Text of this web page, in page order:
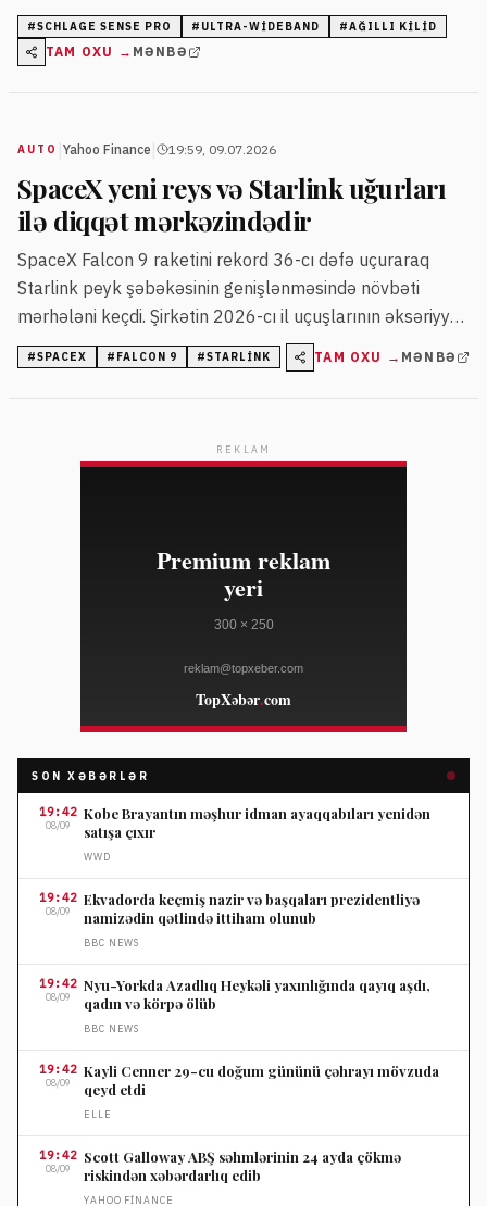
və fiziki açarı tamamilə aradan qaldırır.
#SCHLAGE SENSE PRO # ULTRA-WIDEBAND #AĞILLI KILID
TAM OXU → MƏNBƏ
AUTO Yahoo Finance 19:59, 09.07.2026
SpaceX yeni reys və Starlink uğurları
ilə diqqət mərkəzindədir
SpaceX Falcon 9 raketini rekord 36-cı dəfə uçuraraq
Starlink peyk şəbəkəsinin genişlənməsində növbəti
mərhələni keçdi. Şirkətin 2026-cı il uçuşlarının əksəriyyəti
Starlink peyklərinin yerləşdirilməsinə yönəlib.
#SPACEX # FALCON 9 #STARLINK TAM OXU → MƏNBƏ
REKLAM
SON XƏBƏRLƏR
19:42
08/09
Kobe Brayantın məşhur idman ayaqqabıları yenidən
satışa çıxır
WWD
19:42
08/09
Ekvadorda keçmiş nazir və başqaları prezidentliyə
namizədin qətlində ittiham olunub
BBC NEWS
19:42
08/09
Nyu-Yorkda Azadlıq Heykəli yaxınlığında qayıq aşdı,
qadın və körpə ölüb
BBC NEWS
19:42
08/09
Kayli Cenner 29-cu doğum gününü çəhrayı mövzuda
qeyd etdi
ELLE
19:42
08/09
Scott Galloway ABŞ səhmlərinin 24 ayda çökmə
riskindən xəbərdarlıq edib
YAHOO FINANCE